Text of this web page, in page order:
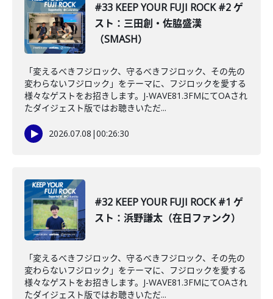
#33 KEEP YOUR FUJI ROCK #2 ゲ
スト：三田創・佐脇盛漢
（SMASH）
「変えるべきフジロック、守るべきフジロック、その先の
変わらないフジロック」をテーマに、フジロックを愛する
様々なゲストをお招きします。J-WAVE81.3FMにてOAされ
たダイジェスト版ではお聴きいただ...
2026.07.08 |00:26:30
#32 KEEP YOUR FUJI ROCK #1 ゲ
スト：浜野謙太（在日ファンク）
「変えるべきフジロック、守るべきフジロック、その先の
変わらないフジロック」をテーマに、フジロックを愛する
様々なゲストをお招きします。J-WAVE81.3FMにてOAされ
たダイジェスト版ではお聴きいただ...